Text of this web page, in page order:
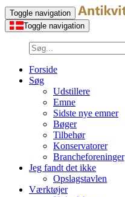
Toggle navigation
Toggle navigation
Forside
Søg
Udstillere
Emne
Sidste nye emner
Bøger
Tilbehør
Konservatorer
Brancheforeninger
Jeg fandt det ikke
Opslagstavlen
Værktøjer